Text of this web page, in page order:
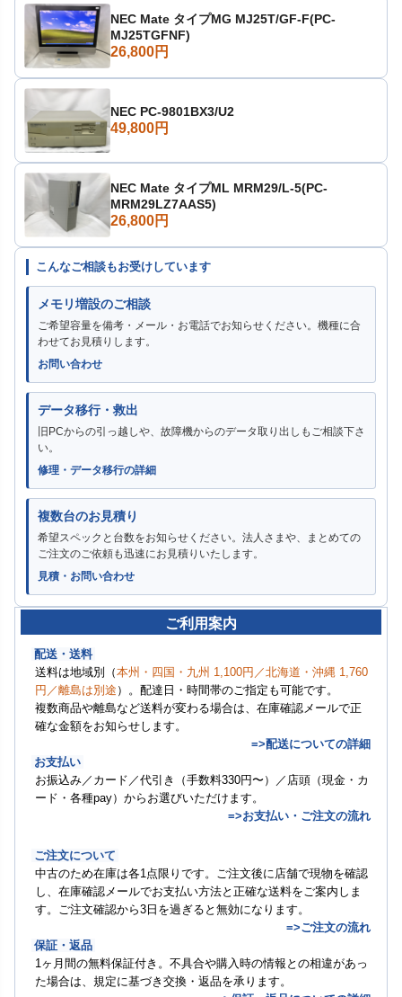
NEC Mate タイプMG MJ25T/GF-F(PC-
MJ25TGFNF)
26,800円
NEC PC-9801BX3/U2
49,800円
NEC Mate タイプML MRM29/L-5(PC-
MRM29LZ7AAS5)
26,800円
こんなご相談もお受けしています
メモリ増設のご相談
ご希望容量を備考・メール・お電話でお知らせください。機種に合
わせてお見積りします。
お問い合わせ
データ移行・救出
旧PCからの引っ越しや、故障機からのデータ取り出しもご相談下さ
い。
修理・データ移行の詳細
複数台のお見積り
希望スペックと台数をお知らせください。法人さまや、まとめての
ご注文のご依頼も迅速にお見積りいたします。
見積・お問い合わせ
ご利用案内
配送・送料
送料は地域別（本州・四国・九州 1,100円／北海道・沖縄 1,760
円／離島は別途 ）。配達日・時間帯のご指定も可能です。
複数商品や離島など送料が変わる場合は、在庫確認メールで正
確な金額をお知らせします。
=>配送についての詳細
お支払い
お振込み／カード／代引き（手数料330円〜）／店頭（現金・カ
ード・各種pay）からお選びいただけます。
=>お支払い・ご注文の流れ
ご注文について
中古のため在庫は各1点限りです。ご注文後に店舗で現物を確認
し、在庫確認メールでお支払い方法と正確な送料をご案内しま
す。ご注文確認から3日を過ぎると無効になります。
=>ご注文の流れ
保証・返品
1ヶ月間の無料保証付き。不具合や購入時の情報との相違があっ
た場合は、規定に基づき交換・返品を承ります。